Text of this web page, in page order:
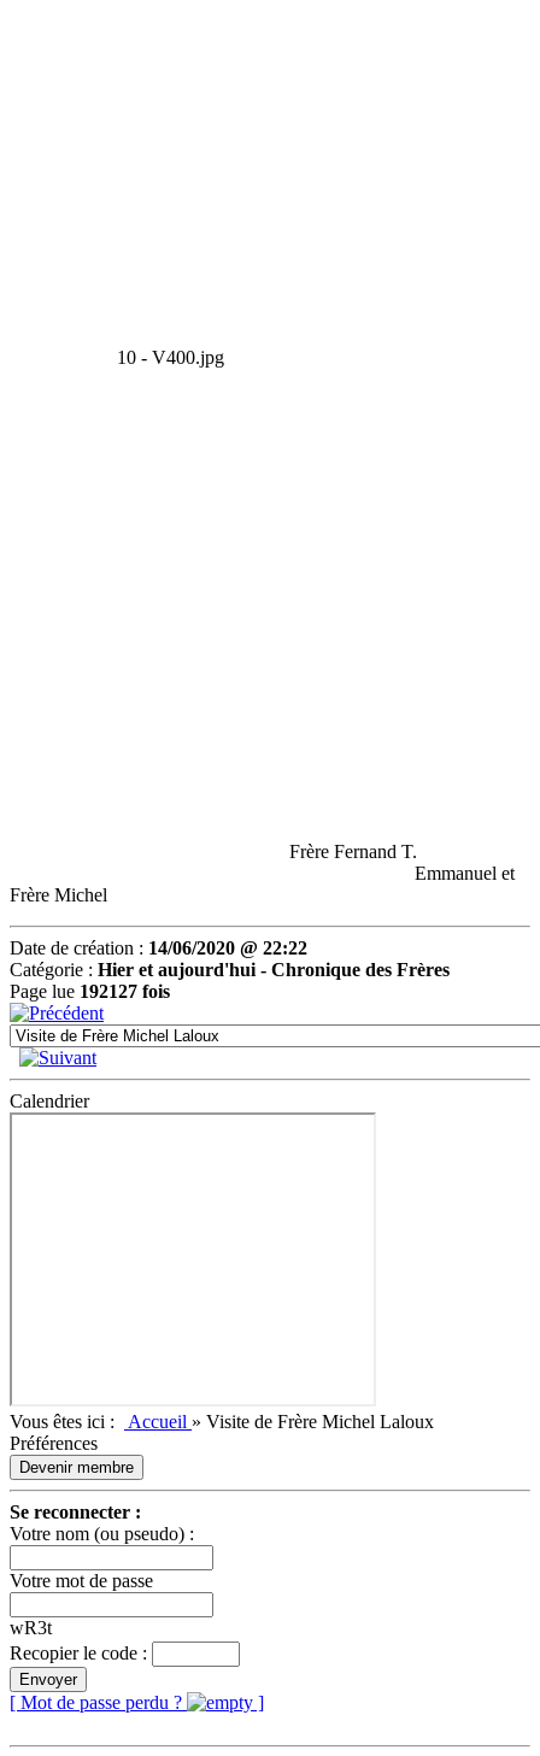
Frère Fernand T.
Emmanuel et
Frère Michel
Date de création : 14/06/2020 @ 22:22
Catégorie : Hier et aujourd'hui - Chronique des Frères
Page lue 192127 fois
Calendrier
Vous êtes ici : Accueil » Visite de Frère Michel Laloux
Préférences
Devenir membre
Se reconnecter :
Votre nom (ou pseudo) :
Votre mot de passe
wR3t
Recopier le code :
Envoyer
[ Mot de passe perdu ? ]